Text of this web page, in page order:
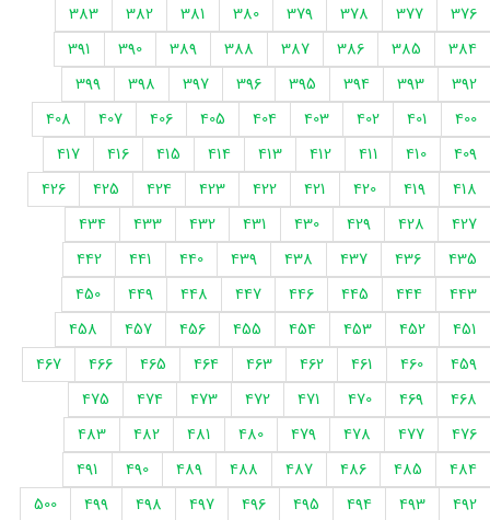
376
377
378
379
380
381
382
383
384
385
386
387
388
389
390
391
392
393
394
395
396
397
398
399
400
401
402
403
404
405
406
407
408
409
410
411
412
413
414
415
416
417
418
419
420
421
422
423
424
425
426
427
428
429
430
431
432
433
434
435
436
437
438
439
440
441
442
443
444
445
446
447
448
449
450
451
452
453
454
455
456
457
458
459
460
461
462
463
464
465
466
467
468
469
470
471
472
473
474
475
476
477
478
479
480
481
482
483
484
485
486
487
488
489
490
491
492
493
494
495
496
497
498
499
500